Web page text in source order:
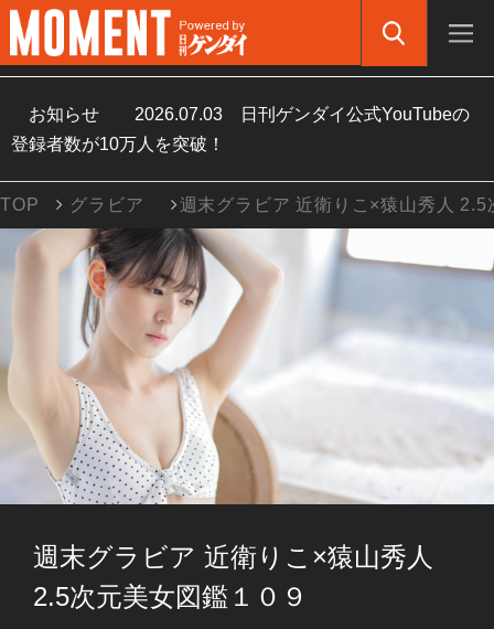
お知らせ 2026.07.03
日刊ゲンダイ公式YouTubeの
登録者数が10万人を突破！
TOP グラビア 週末グラビア 近衛りこ×猿山秀人 2.5
週末グラビア 近衛りこ×猿山秀人
2.5次元美女図鑑１０９